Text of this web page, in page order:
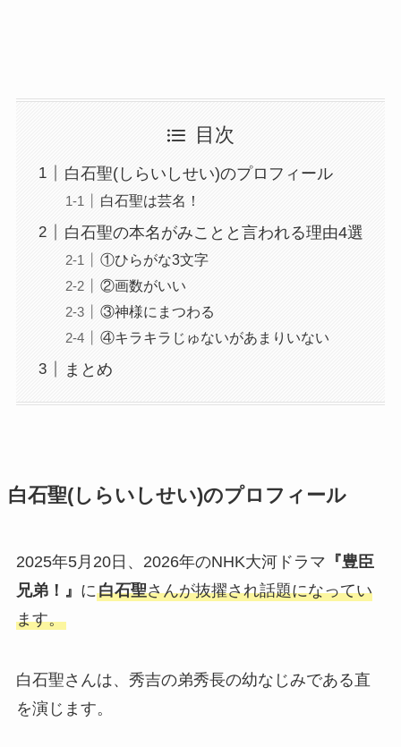
目次
白石聖(しらいしせい)のプロフィール
白石聖は芸名！
白石聖の本名がみことと言われる理由4選
①ひらがな3文字
②画数がいい
③神様にまつわる
④キラキラじゅないがあまりいない
まとめ
白石聖(しらいしせい)のプロフィール
2025年5月20日、2026年のNHK大河ドラマ 『豊臣
兄弟！』 に白石聖さんが抜擢され話題になってい
ます。
白石聖さんは、秀吉の弟秀長の幼なじみである直
を演じます。